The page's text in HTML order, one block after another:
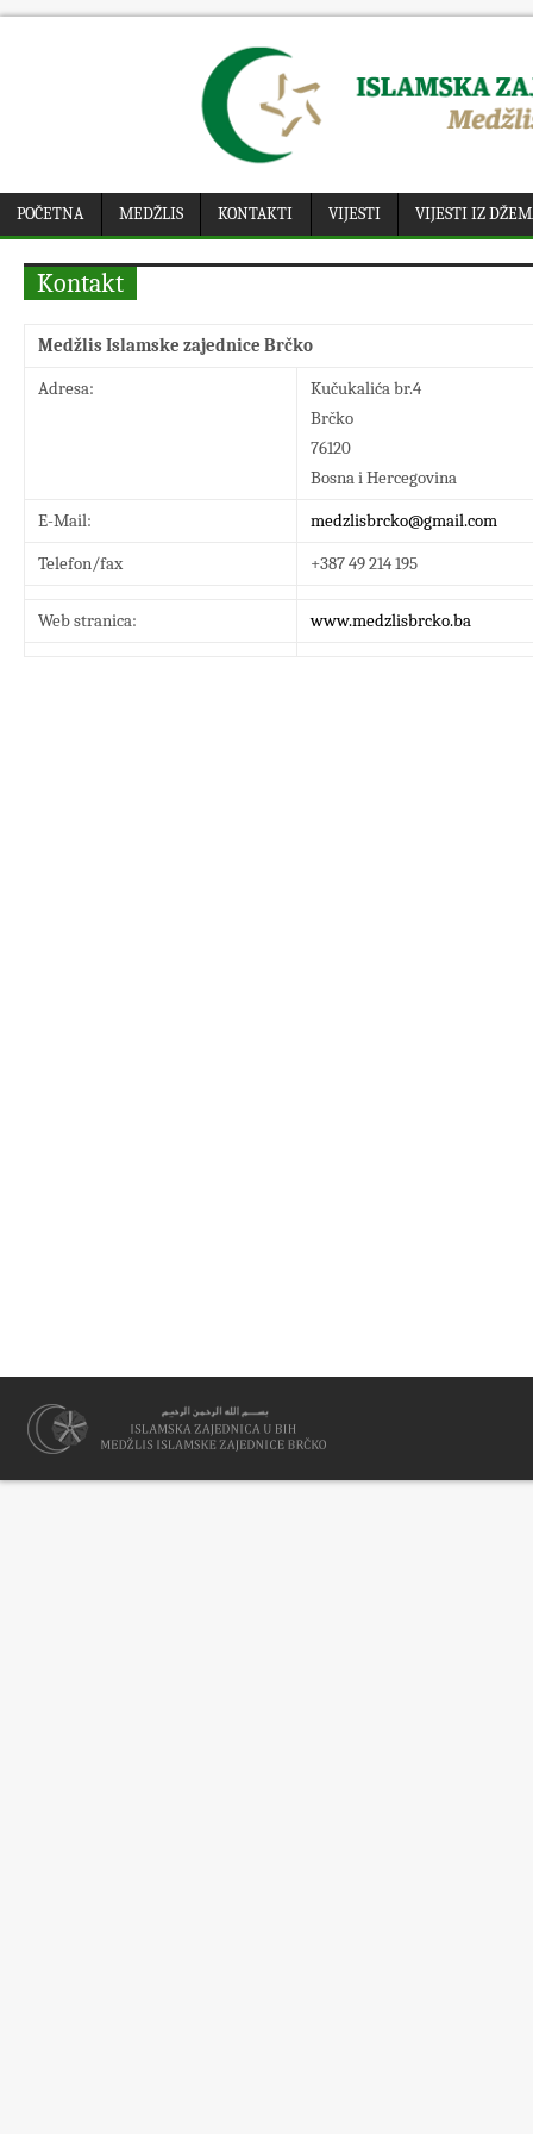
POČETNA MEDŽLIS KONTAKTI VIJESTI VIJESTI IZ
Kontakt
Medžlis Islamske zajednice Brčko
Adresa:
Kučukalića br.4
Brčko
76120
Bosna i Hercegovina
E-Mail: medzlisbrcko@gmail.com
Telefon/fax +387 49 214 195
Web stranica: www.medzlisbrcko.ba